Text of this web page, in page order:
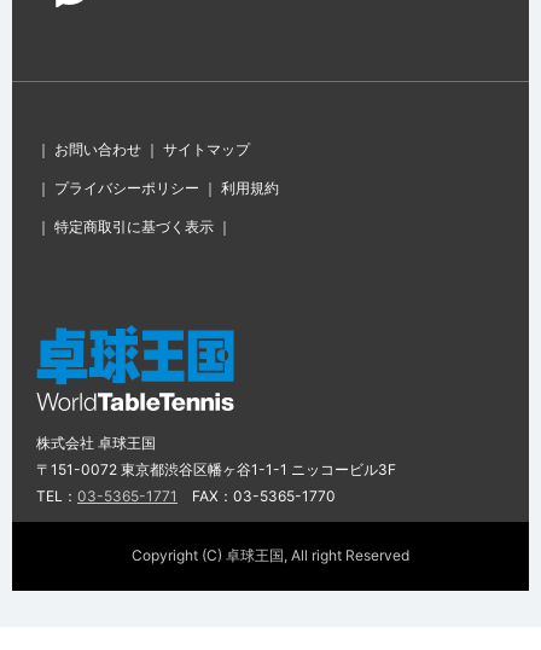
｜ お問い合わせ ｜ サイトマップ
｜ プライバシーポリシー ｜ 利用規約
｜ 特定商取引に基づく表示 ｜
株式会社 卓球王国
〒151-0072 東京都渋谷区幡ヶ谷1-1-1 ニッコービル3F
TEL： 03-5365-1771 FAX：03-5365-1770
Copyright (C) 卓球王国, All right Reserved